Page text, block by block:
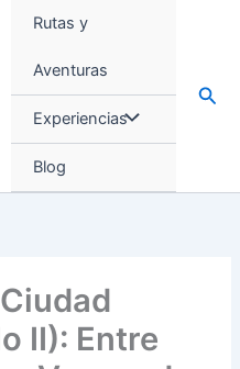
Rutas y
Aventuras
Experiencias
Blog
II): Entre